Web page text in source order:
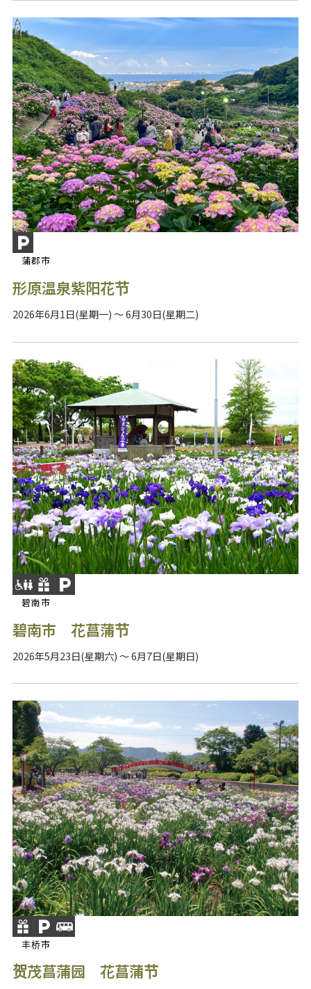
蒲郡市
形原温泉紫阳花节
2026年6月1日(星期一) ～ 6月30日(星期二)
碧南市
碧南市 花菖蒲节
2026年5月23日(星期六) ～ 6月7日(星期日)
丰桥市
贺茂菖蒲园 花菖蒲节